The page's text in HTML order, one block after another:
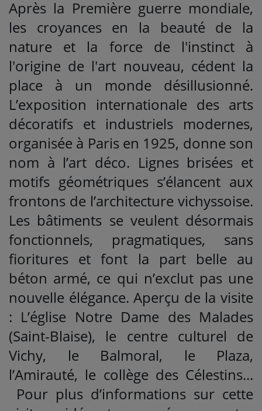
Après la Première guerre mondiale,
les croyances en la beauté de la
nature et la force de l'instinct à
l'origine de l'art nouveau, cédent la
place à un monde désillusionné.
L’exposition internationale des arts
décoratifs et industriels modernes,
organisée à Paris en 1925, donne son
nom à l’art déco. Lignes brisées et
motifs géométriques s’élancent aux
frontons de l’architecture vichyssoise.
Les bâtiments se veulent désormais
fonctionnels, pragmatiques, sans
fioritures et font la part belle au
béton armé, ce qui n’exclut pas une
nouvelle élégance. Aperçu de la visite
: L’église Notre Dame des Malades
(Saint-Blaise), le centre culturel de
Vichy, le Balmoral, le Plaza,
l’Amirauté, le collège des Célestins...
Pour plus d’informations sur cette